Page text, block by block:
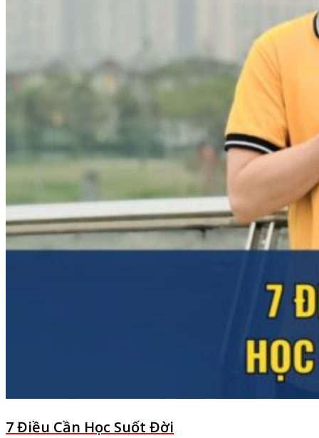
7 Điều Cần Học Suốt Đời